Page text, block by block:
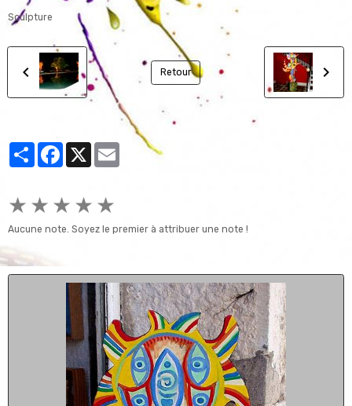
Sculpture
Retour
PartagerFacebook
★ ★ ★ ★ ★
Aucune note. Soyez le premier à attribuer une note !